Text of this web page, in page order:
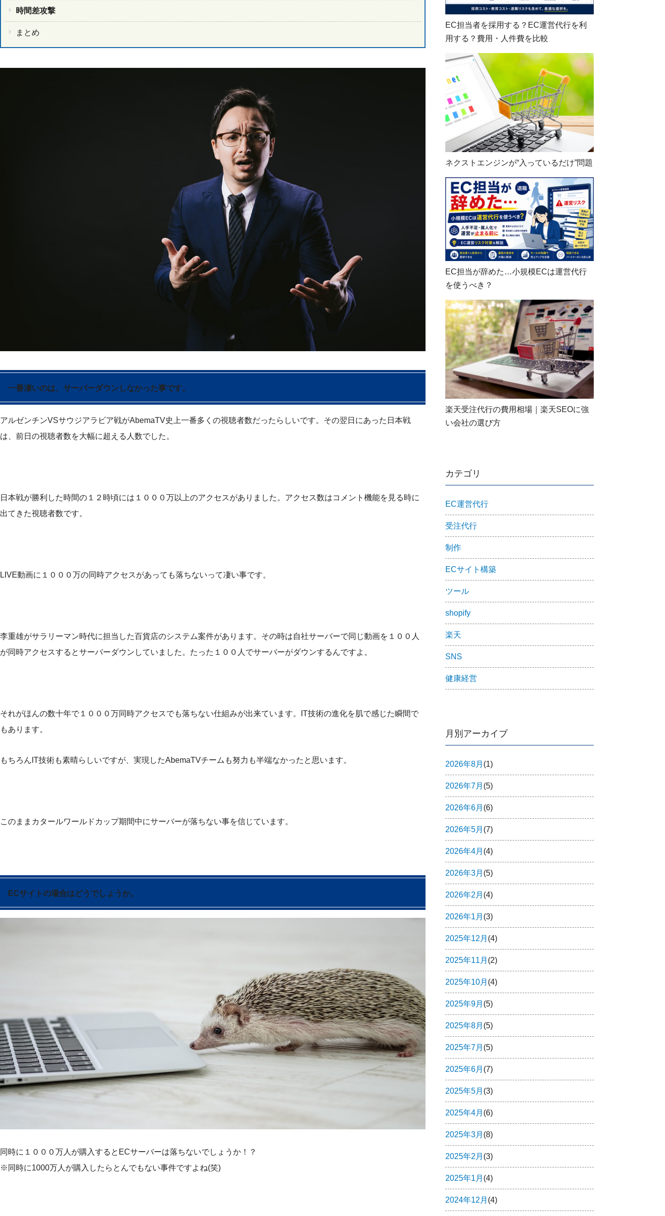
時間差攻撃
まとめ
一番凄いのは、サーバーダウンしなかった事です。
アルゼンチンVSサウジアラビア戦がAbemaTV史上一番多くの視聴者数だったらしいです。その翌日にあった日本戦
は、前日の視聴者数を大幅に超える人数でした。
日本戦が勝利した時間の１２時頃には１０００万以上のアクセスがありました。アクセス数はコメント機能を見る時に
出てきた視聴者数です。
LIVE動画に１０００万の同時アクセスがあっても落ちないって凄い事です。
李重雄がサラリーマン時代に担当した百貨店のシステム案件があります。その時は自社サーバーで同じ動画を１００人
が同時アクセスするとサーバーダウンしていました。たった１００人でサーバーがダウンするんですよ。
それがほんの数十年で１０００万同時アクセスでも落ちない仕組みが出来ています。IT技術の進化を肌で感じた瞬間で
もあります。
もちろんIT技術も素晴らしいですが、実現したAbemaTVチームも努力も半端なかったと思います。
このままカタールワールドカップ期間中にサーバーが落ちない事を信じています。
ECサイトの場合はどうでしょうか。
同時に１０００万人が購入するとECサーバーは落ちないでしょうか！？
※同時に1000万人が購入したらとんでもない事件ですよね(笑)
EC担当者を採用する？EC運営代行を利
用する？費用・人件費を比較
ネクストエンジンが“入っているだけ”問題
EC担当が辞めた…小規模ECは運営代行
を使うべき？
楽天受注代行の費用相場｜楽天SEOに強
い会社の選び方
カテゴリ
EC運営代行
受注代行
制作
ECサイト構築
ツール
shopify
楽天
SNS
健康経営
月別アーカイブ
2026年8月 (1)
2026年7月 (5)
2026年6月 (6)
2026年5月 (7)
2026年4月 (4)
2026年3月 (5)
2026年2月 (4)
2026年1月 (3)
2025年12月 (4)
2025年11月 (2)
2025年10月 (4)
2025年9月 (5)
2025年8月 (5)
2025年7月 (5)
2025年6月 (7)
2025年5月 (3)
2025年4月 (6)
2025年3月 (8)
2025年2月 (3)
2025年1月 (4)
2024年12月 (4)